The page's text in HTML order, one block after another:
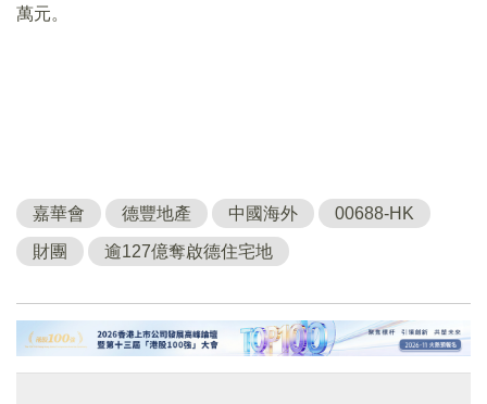
萬元。
嘉華會 德豐地產 中國海外 00688-HK
財團 逾127億奪啟德住宅地